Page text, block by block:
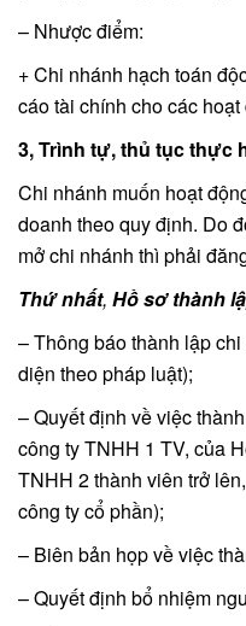
– Nhược điểm:
+ Chi nhánh hạch toán
cáo tài chính cho các
3, Trình tự, thủ tục thực
Chi nhánh muốn hoạt
doanh theo quy định. Do
mở chi nhánh thì phải
Thứ nhất, Hồ sơ thành
– Thông báo thành lập
diện theo pháp luật);
– Quyết định về việc
công ty TNHH 1 TV, của
TNHH 2 thành viên trở
công ty cổ phần);
– Biên bản họp về việc
– Quyết định bổ nhiệm